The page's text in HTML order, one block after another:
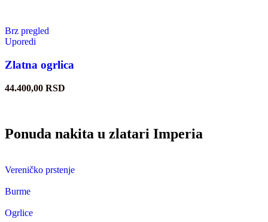
Brz pregled
Uporedi
Zlatna ogrlica
44.400,00 RSD
Ponuda nakita u zlatari Imperia
Vereničko prstenje
Burme
Ogrlice